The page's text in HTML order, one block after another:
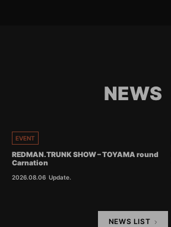
NEWS
EVENT
REDMAN.TRUNK SHOW – TOYAMA round
Carnation
2026.08.06 Update.
NEWS LIST